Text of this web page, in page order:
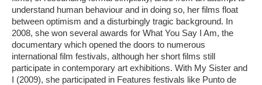
understand human behaviour and in doing so, her films float
between optimism and a disturbingly tragic background. In
2008, she won several awards for What You Say I Am, the
documentary which opened the doors to numerous
international film festivals, although her short films still
participate in contemporary art exhibitions. With My Sister and
I (2009), she participated in Features festivals like Punto de